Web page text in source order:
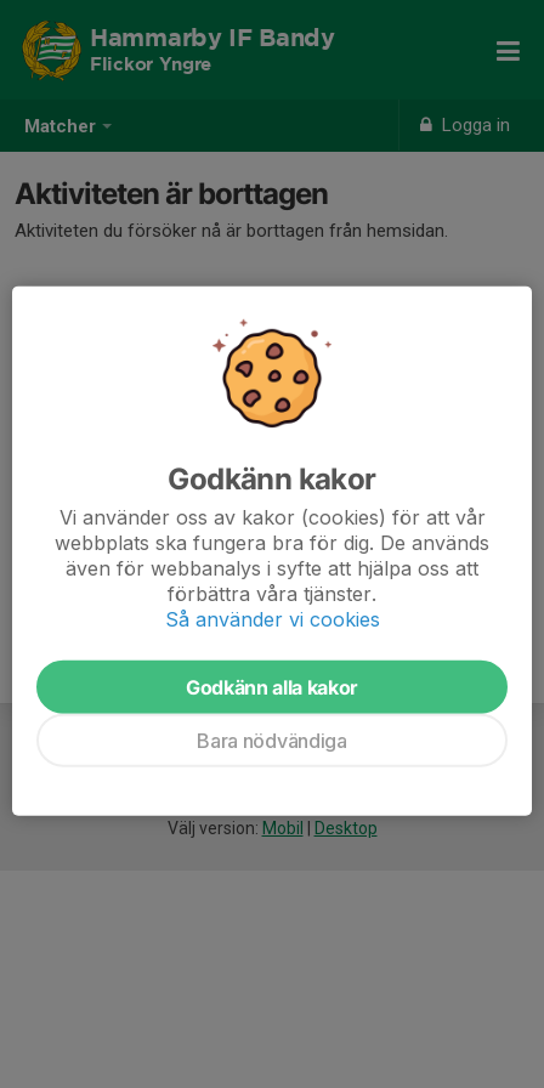
Matcher Logga in
Hammarby IF Bandy
Flickor Yngre
Aktiviteten är borttagen
Aktiviteten du försöker nå är borttagen från hemsidan.
Välj version: Mobil Desktop
Godkänn kakor
Vi använder oss av kakor (cookies) för att vår
webbplats ska fungera bra för dig. De används
även för webbanalys i syfte att hjälpa oss att
förbättra våra tjänster.
Så använder vi cookies
Godkänn alla kakor
Bara nödvändiga